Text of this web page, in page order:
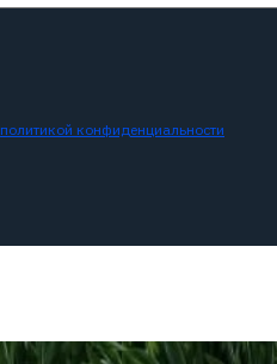
политикой конфиденциальности